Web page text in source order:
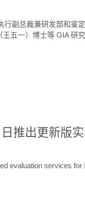
行副总裁兼研发部和鉴
王五一）博士等 GIA 研
日推出更新版
evaluation services